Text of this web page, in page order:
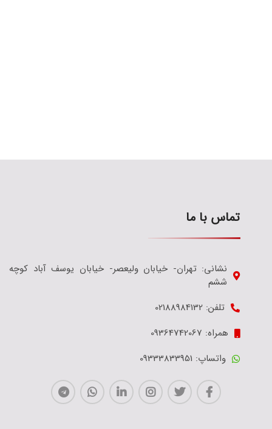
تماس با ما
نشانی: تهران- خیابان ولیعصر- خیابان یوسف آباد کوچه
ششم
تلفن: 02188984132
همراه: 09364742067
واتساپ: 09333833951